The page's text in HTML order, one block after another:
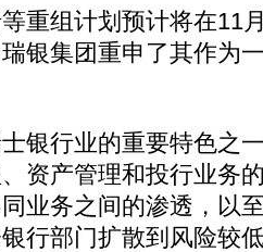
组计划预计将在11
银集团重申了其作为
行业的重要特色之
资产管理和投行业务
业务之间的渗透，以
行部门扩散到风险较